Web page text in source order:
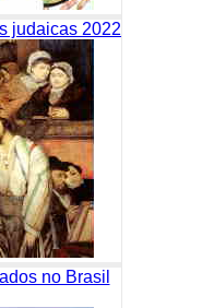
judaicas 2022
no Brasil